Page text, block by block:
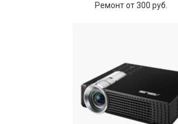
Ремонт от 300 руб.